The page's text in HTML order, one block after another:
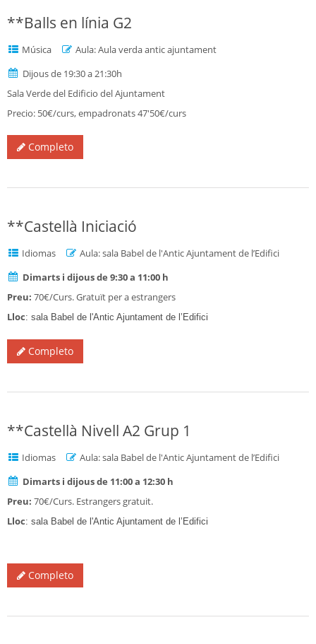
**Balls en línia G2
Música
Aula: Aula verda antic ajuntament
Dijous de 19:30 a 21:30h
Sala Verde del Edificio del Ajuntament
Precio: 50€/curs, empadronats 47'50€/curs
Completo
**Castellà Iniciació
Idiomas
Aula: sala Babel de l'Antic Ajuntament de l’Edifici
Dimarts i dijous de 9:30 a 11:00 h
Preu: 70€/Curs. Gratuït per a estrangers
Lloc: sala Babel de l'Antic Ajuntament de l’Edifici
Completo
**Castellà Nivell A2 Grup 1
Idiomas
Aula: sala Babel de l'Antic Ajuntament de l’Edifici
Dimarts i dijous de 11:00 a 12:30 h
Preu: 70€/Curs. Estrangers gratuit.
Lloc: sala Babel de l'Antic Ajuntament de l’Edifici
Completo